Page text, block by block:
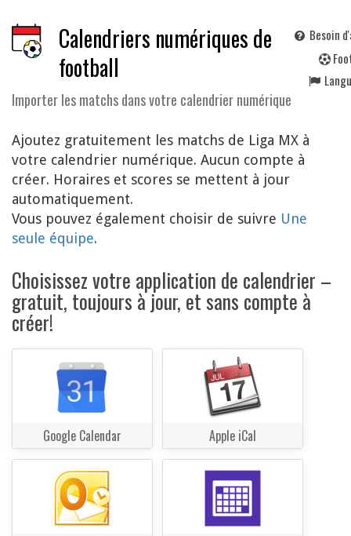
Calendriers numériques de
football
Importer les matchs dans votre calendrier numérique
Besoin
F
Ajoutez gratuitement les matchs de Liga MX à
votre calendrier numérique. Aucun compte à
créer. Horaires et scores se mettent à jour
automatiquement.
Vous pouvez également choisir de suivre Une
seule équipe.
Choisissez votre application de calendrier –
gratuit, toujours à jour, et sans compte à
créer!
Google Calendar Apple iCal